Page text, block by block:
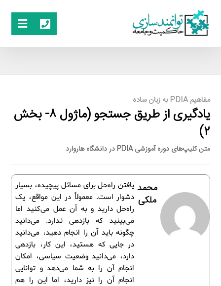
مفاهیم PDIA به زبان ساده
یادگیری از طریق جستجو (ماژول ۸- بخش
۲)
متن کلیپ‌های دوره آموزشی PDIA در دانشگاه هاروارد
یافتن راه‌حل برای مسائل پیچیده، بسیار
دشوار است. معمولاً در این مواقع، یک
راه‌حل دارید و به آن عمل می‌کنید اما
می‌بینید که بازدهی ندارد. می‌دانید
چگونه باید آن را انجام دهید، می‌دانید
در جایی که هستید، این کار، بازدهی
دارد، می‌دانید وضعیت سیاسی، امکان
انجام آن را به شما می‌دهد و توانایی
انجام آن را نیز دارید، اما این را هم
محمد
ملکی